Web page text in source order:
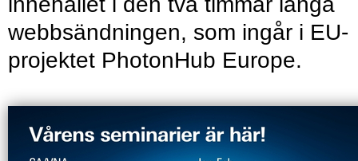
webbsändningen, som ingår i EU-
projektet PhotonHub Europe.